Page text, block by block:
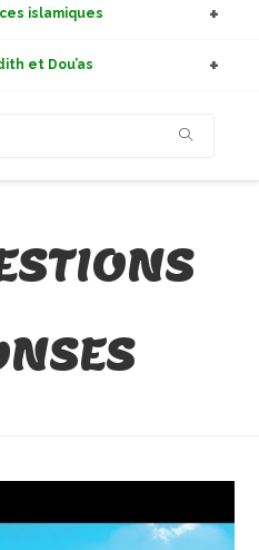
islamiques
et Dou’as